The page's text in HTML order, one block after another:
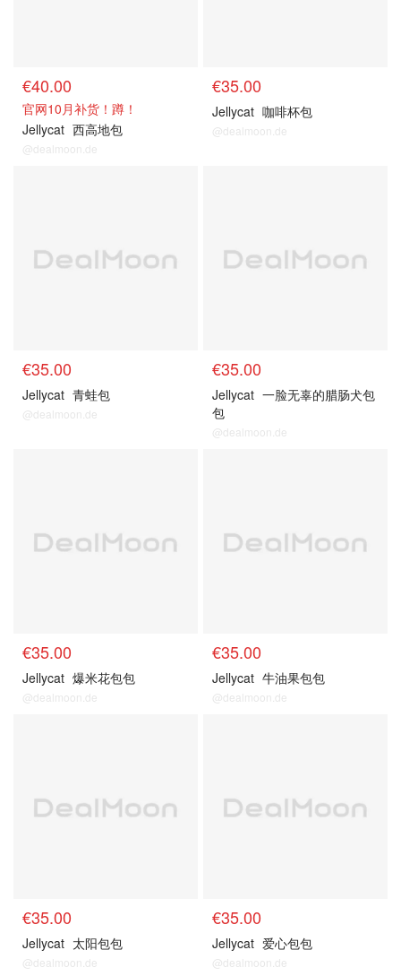
€40.00
官网10月补货！蹲！
Jellycat 西高地包
@dealmoon.de
€35.00
Jellycat 咖啡杯包
@dealmoon.de
€35.00
Jellycat 青蛙包
@dealmoon.de
€35.00
Jellycat 一脸无辜的腊肠犬包
包
@dealmoon.de
€35.00
Jellycat 爆米花包包
@dealmoon.de
€35.00
Jellycat 牛油果包包
@dealmoon.de
€35.00
Jellycat 太阳包包
@dealmoon.de
€35.00
Jellycat 爱心包包
@dealmoon.de